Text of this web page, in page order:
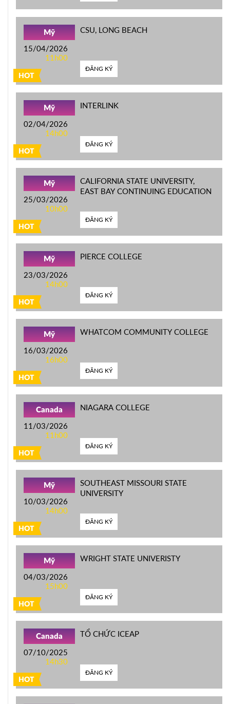
HOT
Mỹ
15/04/2026
11h00
CSU, LONG BEACH
ĐĂNG KÝ
HOT
Mỹ
02/04/2026
14h00
INTERLINK
ĐĂNG KÝ
HOT
Mỹ
25/03/2026
10h00
CALIFORNIA STATE UNIVERSITY,
EAST BAY CONTINUING EDUCATION
ĐĂNG KÝ
HOT
Mỹ
23/03/2026
14h00
PIERCE COLLEGE
ĐĂNG KÝ
HOT
Mỹ
16/03/2026
16h00
WHATCOM COMMUNITY COLLEGE
ĐĂNG KÝ
HOT
Canada
11/03/2026
11h00
NIAGARA COLLEGE
ĐĂNG KÝ
HOT
Mỹ
10/03/2026
14h00
SOUTHEAST MISSOURI STATE
UNIVERSITY
ĐĂNG KÝ
HOT
Mỹ
04/03/2026
15h00
WRIGHT STATE UNIVERISTY
ĐĂNG KÝ
HOT
Canada
07/10/2025
14h30
TỔ CHỨC ICEAP
ĐĂNG KÝ